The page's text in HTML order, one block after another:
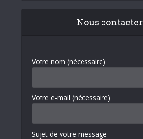
Nous contacter
Votre nom (nécessaire)
Votre e-mail (nécessaire)
Sujet de votre message